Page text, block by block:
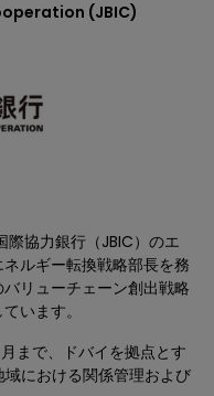
(JBIC)
協力銀行（JBIC）のエ
ルギー転換戦略部長を務
リューチェーン創出戦略
います。
まで、ドバイを拠点とす
における関係管理および